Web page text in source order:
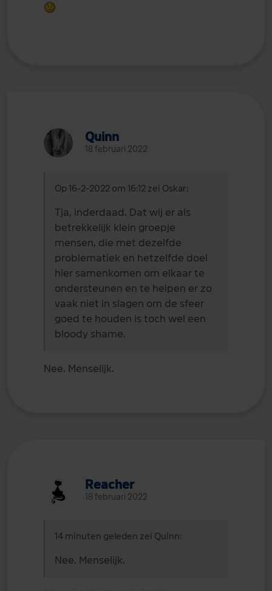
Quinn
18 februari 2022
Op 16-2-2022 om 16:12 zei Oskar:
Tja, inderdaad. Dat wij er als
betrekkelijk klein groepje
mensen, die met dezelfde
problematiek en hetzelfde doel
hier samenkomen om elkaar te
ondersteunen en te helpen er zo
vaak niet in slagen om de sfeer
goed te houden is toch wel een
bloody shame.
Nee. Menselijk.
Reacher
18 februari 2022
14 minuten geleden zei Quinn:
Nee. Menselijk.